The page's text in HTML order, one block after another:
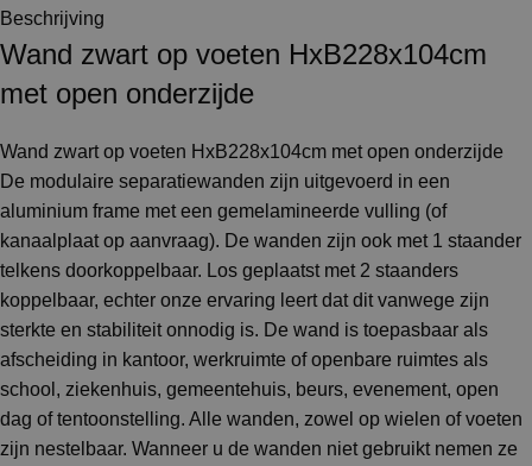
Beschrijving
Wand zwart op voeten HxB228x104cm
met open onderzijde
Wand zwart op voeten HxB228x104cm met open onderzijde
De modulaire separatiewanden zijn uitgevoerd in een
aluminium frame met een gemelamineerde vulling (of
kanaalplaat op aanvraag). De wanden zijn ook met 1 staander
telkens doorkoppelbaar. Los geplaatst met 2 staanders
koppelbaar, echter onze ervaring leert dat dit vanwege zijn
sterkte en stabiliteit onnodig is. De wand is toepasbaar als
afscheiding in kantoor, werkruimte of openbare ruimtes als
school, ziekenhuis, gemeentehuis, beurs, evenement, open
dag of tentoonstelling. Alle wanden, zowel op wielen of voeten
zijn nestelbaar. Wanneer u de wanden niet gebruikt nemen ze